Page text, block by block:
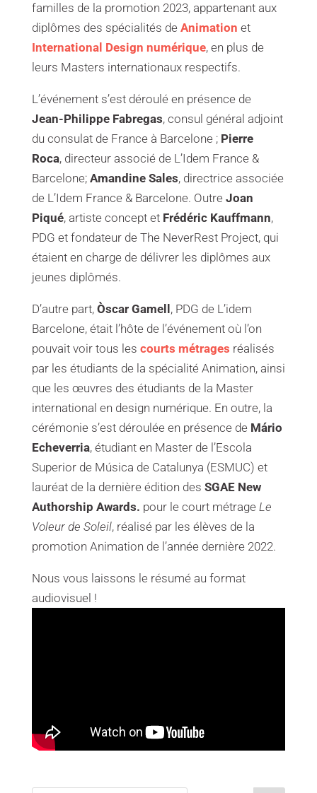
familles de la promotion 2023, appartenant aux
diplômes des spécialités de Animation et
International Design numérique, en plus de
leurs Masters internationaux respectifs.
L’événement s’est déroulé en présence de
Jean-Philippe Fabregas, consul général adjoint
du consulat de France à Barcelone ; Pierre
Roca, directeur associé de L’Idem France &
Barcelone; Amandine Sales, directrice associée
de L’Idem France & Barcelone. Outre Joan
Piqué, artiste concept et Frédéric Kauffmann,
PDG et fondateur de The NeverRest Project, qui
étaient en charge de délivrer les diplômes aux
jeunes diplômés.
D’autre part, Òscar Gamell , PDG de L’idem
Barcelone, était l’hôte de l’événement où l’on
pouvait voir tous les courts métrages réalisés
par les étudiants de la spécialité Animation, ainsi
que les œuvres des étudiants de la Master
international en design numérique. En outre, la
cérémonie s’est déroulée en présence de Mário
Echeverria, étudiant en Master de l’Escola
Superior de Música de Catalunya (ESMUC) et
lauréat de la dernière édition des SGAE New
Authorship Awards. pour le court métrage Le
Voleur de Soleil, réalisé par les élèves de la
promotion Animation de l’année dernière 2022.
Nous vous laissons le résumé au format
audiovisuel !